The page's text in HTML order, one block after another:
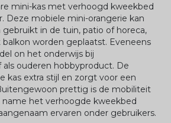
mini-kas met verhoogd kweekbed
Deze mobiele mini-orangerie kan
in de tuin, patio of horeca,
worden geplaatst. Eveneens
on het onderwijs bij
ouderen hobbyproduct. De
kas extra stijl en zorgt voor een
prettig is de mobiliteit
name het verhoogde kweekbed
ervaren onder gebruikers.